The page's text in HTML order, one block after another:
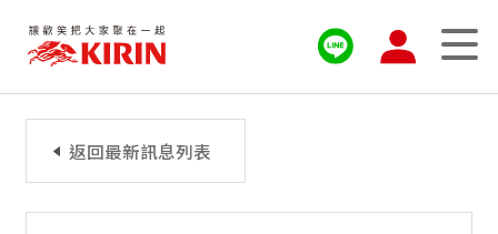
返回最新訊息列表